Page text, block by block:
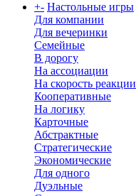
+- Настольные игры
Для компании
Для вечеринки
Семейные
В дорогу
На ассоциации
На скорость реакции
Кооперативные
На логику
Карточные
Абстрактные
Стратегические
Экономические
Для одного
Дуэльные